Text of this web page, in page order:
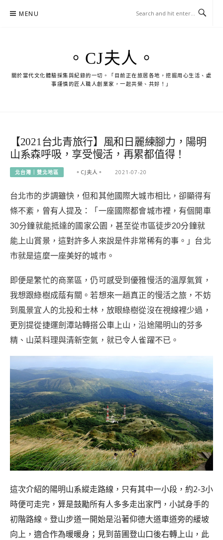
MENU
。CJ夫人。
關於當代文化體驗採集與紀錄的一切。「目前正在旅居各地，挖掘用心生活、處
事謹慎的匠人職人創業家，一起共榮、共好！」
【2021台北青旅行】風和日麗練腳力，陽明
山系森呼吸，享受慢活，再累都值得！
北台灣｜雙北地區 。CJ夫人。 2021-07-20
台北市的步調雖快，但和其他國際大城市相比，卻顯得有
條不紊，曾有人提及：「一座國際都會城市裡，有個開車
30分鐘就能抵達的國家公園，甚至從市區徒步20分鐘就
能上山賞景，這對許多人來說是件非常稀有的事。」台北
市就是這麼一座美好的城市。
即便是繁忙的商業區，仍可感受到優雅慢活的溫厚氣質，
我想跟綠樹成蔭有關。若想來一趟真正的慢活之旅，不妨
到風景宜人的北投和士林，放眼綠樹從沒在視線裡少過，
更別提從捷運劍潭站轉搭公車上山，沿途陽明山的芬多
精、山菜料理與清新空氣，就已令人雀躍不已。
這次介紹的陽明山系縱走路線，只有其中一小段，約2-3小
時便可走完，算是鼓勵所有人多多走出家門，小試身手的
初階路線。登山步道一開始是沿著仰德大道車道旁的緩坡
向上，適合作為暖暖身；見到苗圃登山口後右轉上山，此